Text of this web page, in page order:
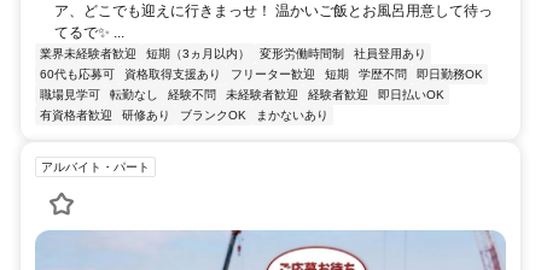
ア、どこでも迎えに行きまっせ！ 温かいご飯とお風呂用意して待っ
てるで✨ ...
業界未経験者歓迎 短期（3ヵ月以内） 変形労働時間制
社員登用あり
60代も応募可
資格取得支援あり フリーター歓迎 短期 学歴不問
即日勤務OK
職場見学可
転勤なし 経験不問 未経験者歓迎 経験者歓迎
即日払いOK
有資格者歓迎
研修あり ブランクOK まかないあり
アルバイト・パート